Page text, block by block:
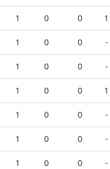
1 0 0 1
1 0 0 -
1 0 0 -
1 0 0 1
1 0 0 -
1 0 0 -
1 0 0 -